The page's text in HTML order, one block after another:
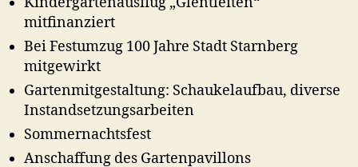
mitfinanziert
Bei Festumzug 100 Jahre Stadt Starnberg
mitgewirkt
Gartenmitgestaltung: Schaukelaufbau, diverse
Instandsetzungsarbeiten
Sommernachtsfest
Anschaffung des Gartenpavillons